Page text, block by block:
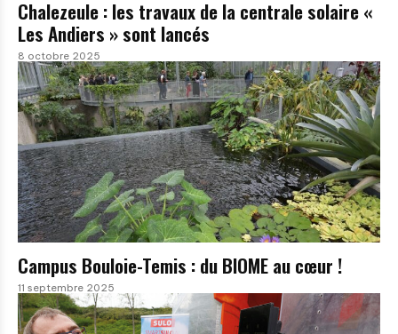
Chalezeule : les travaux de la centrale solaire «
Les Andiers » sont lancés
8 octobre 2025
Campus Bouloie-Temis : du BIOME au cœur !
11 septembre 2025